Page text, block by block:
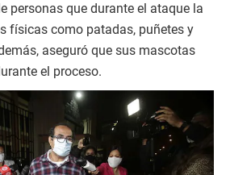
personas que durante el ataque la
físicas como patadas, puñetes y
aseguró que sus mascotas
el proceso.